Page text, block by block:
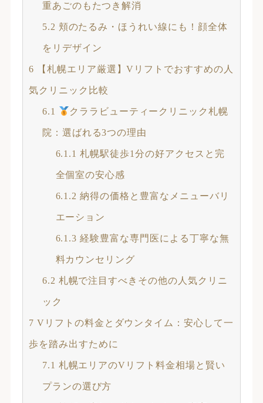
重あごのもたつき解消
5.2 頬のたるみ・ほうれい線にも！顔全体
をリデザイン
6 【札幌エリア厳選】Vリフトでおすすめの人
気クリニック比較
6.1 クララビューティークリニック札幌
院：選ばれる3つの理由
6.1.1 札幌駅徒歩1分の好アクセスと完
全個室の安心感
6.1.2 納得の価格と豊富なメニューバリ
エーション
6.1.3 経験豊富な専門医による丁寧な無
料カウンセリング
6.2 札幌で注目すべきその他の人気クリニ
ック
7 Vリフトの料金とダウンタイム：安心して一
歩を踏み出すために
7.1 札幌エリアのVリフト料金相場と賢い
プランの選び方